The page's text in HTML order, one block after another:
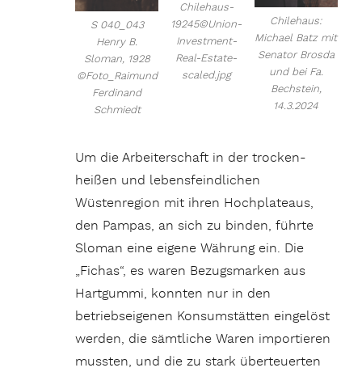
S 040_043
Henry B.
Sloman, 1928
©Foto_Raimund
Ferdinand
Schmiedt
Chilehaus-
19245©Union-
Investment-
Real-Estate-
scaled.jpg
Chilehaus:
Michael Batz mit
Senator Brosda
und bei Fa.
Bechstein,
14.3.2024
Um die Arbeiterschaft in der trocken-
heißen und lebensfeindlichen
Wüstenregion mit ihren Hochplateaus,
den Pampas, an sich zu binden, führte
Sloman eine eigene Währung ein. Die
„Fichas“, es waren Bezugsmarken aus
Hartgummi, konnten nur in den
betriebseigenen Konsumstätten eingelöst
werden, die sämtliche Waren importieren
mussten, und die zu stark überteuerten